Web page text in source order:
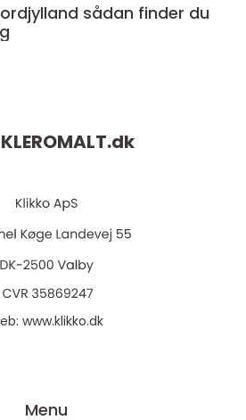
finder du
dk
www.klikko.dk
Menu